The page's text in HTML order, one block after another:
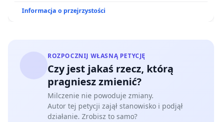
Informacja o przejrzystości
ROZPOCZNIJ WŁASNĄ PETYCJĘ
Czy jest jakaś rzecz, którą
pragniesz zmienić?
Milczenie nie powoduje zmiany.
Autor tej petycji zajął stanowisko i podjął
działanie. Zrobisz to samo?